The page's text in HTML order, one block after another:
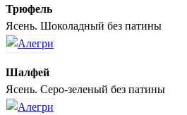
Трюфель
Ясень. Шоколадный без патины
Шалфей
Ясень. Серо-зеленый без патины